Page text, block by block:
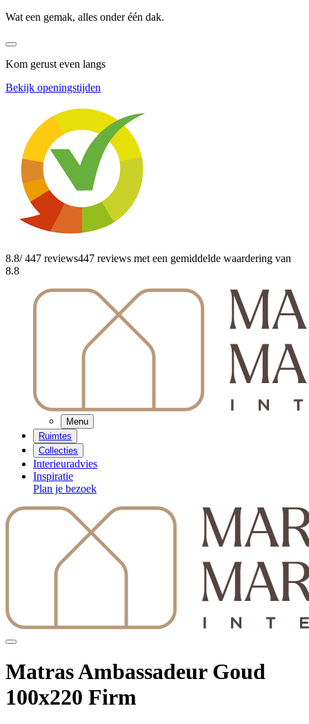
Wat een gemak, alles onder één dak.
Kom gerust even langs
Bekijk openingstijden
8.8/ 447 reviews447 reviews met een gemiddelde waardering van
8.8
Menu
Ruimtes
Collecties
Interieuradvies
Inspiratie
Plan je bezoek
Matras Ambassadeur Goud
100x220 Firm